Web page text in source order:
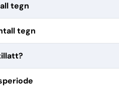
tegn
tegn